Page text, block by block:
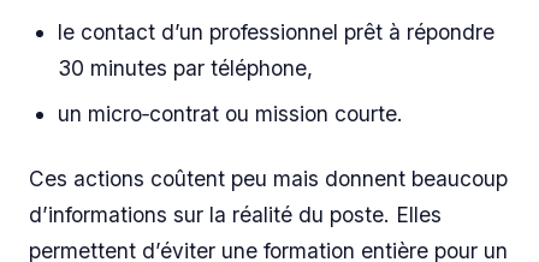
le contact d’un professionnel prêt à répondre
30 minutes par téléphone,
un micro‑contrat ou mission courte.
Ces actions coûtent peu mais donnent beaucoup
d’informations sur la réalité du poste. Elles
permettent d’éviter une formation entière pour un